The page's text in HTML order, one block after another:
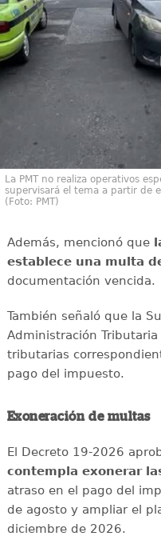
La PMT no realiza operativos
supervisará el tema a partir de
(Foto: PMT)
Además, mencionó que
establece una multa
documentación vencida.
También señaló que la
Administración Tributaria
tributarias
pago del impuesto.
Exoneración de multas
El Decreto 19-2026
contempla exonerar
atraso en el pago del
de agosto y ampliar el
diciembre de 2026.